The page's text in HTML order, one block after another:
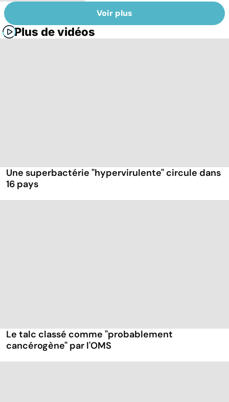
Voir plus
Plus de vidéos
Une superbactérie "hypervirulente" circule dans
16 pays
Le talc classé comme "probablement
cancérogène" par l'OMS